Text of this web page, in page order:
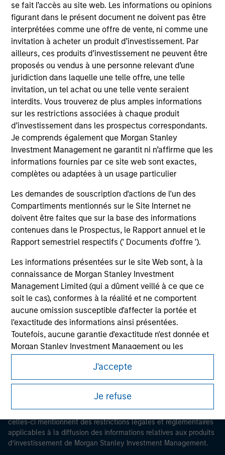
se fait l’accès au site web. Les informations ou opinions
figurant dans le présent document ne doivent pas être
interprétées comme une offre de vente, ni comme une
invitation à acheter un produit d’investissement. Par
ailleurs, ces produits d’investissement ne peuvent être
proposés ou vendus à une personne relevant d’une
juridiction dans laquelle une telle offre, une telle
invitation, un tel achat ou une telle vente seraient
interdits. Vous trouverez de plus amples informations
sur les restrictions associées à chaque produit
d’investissement dans les prospectus correspondants.
Je comprends également que Morgan Stanley
Investment Management ne garantit ni n’affirme que les
informations fournies par ce site web sont exactes,
complètes ou adaptées à un usage particulier
Les demandes de souscription d'actions de l'un des
Compartiments mentionnés sur le Site Internet ne
doivent être faites que sur la base des informations
contenues dans le Prospectus, le Rapport annuel et le
Rapport semestriel respectifs (' Documents d'offre ').
Les informations présentées sur le site Web sont, à la
connaissance de Morgan Stanley Investment
Management Limited (qui a dûment veillé à ce que ce
soit le cas), conformes à la réalité et ne comportent
aucune omission susceptible d'affecter la portée et
l'exactitude des informations ainsi présentées.
Toutefois, aucune garantie d'exactitude n'est donnée et
Morgan Stanley Investment Management ou les
pour toute erreur ou omission de tiers.
Les professionnels du secteur financier sont contraints
de respecter certaines obligations destinées à
fins de blanchiment d’argent. Par conséquent, une
procédure d’identification des souscripteurs est
J'accepte
Je refuse
As of December 12, 2025. The above is provided for
informational and educational purposes only. There is no
guarantee that the investment mentioned resulted in
positive performance (for realized holdings), or will perform
well in the future (for current holdings). The trademarks and
service marks above are the property of their respective
owners. The information on this website has not been
authorized, sponsored, or otherwise approved by such
owners. By clicking on any links shown here, you agree that
you are navigating to a third party site. We are providing
these hyperlinks to you only as a convenience and the
inclusion of any hyperlink is not and does not imply any
endorsement, approval, investigation, verification or
monitoring by us of any information contained in any
hyperlinked site. In no event shall we be responsible for the
information contained on the site or your use of such site.
Morgan Stanley
Morgan Stanley Careers
Ce document est une communication promotionnelle.
Les utilisateurs sont invités à prendre connaissance des
conditions d’utilisation avant d’engager toute procédure, car
celles-ci mentionnent des restrictions légales et réglementaires
applicables à la diffusion des informations relatives aux produits
d’investissement de Morgan Stanley Investment Management.